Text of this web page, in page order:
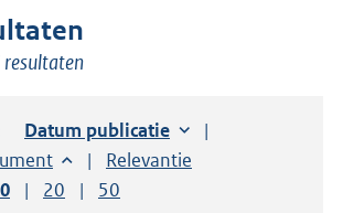
Sorteer op:
Datum publicatie
Sorteer op:
Relevantie
resultaten per pagina
Toon
20 resultaten per pagina
Toon
50